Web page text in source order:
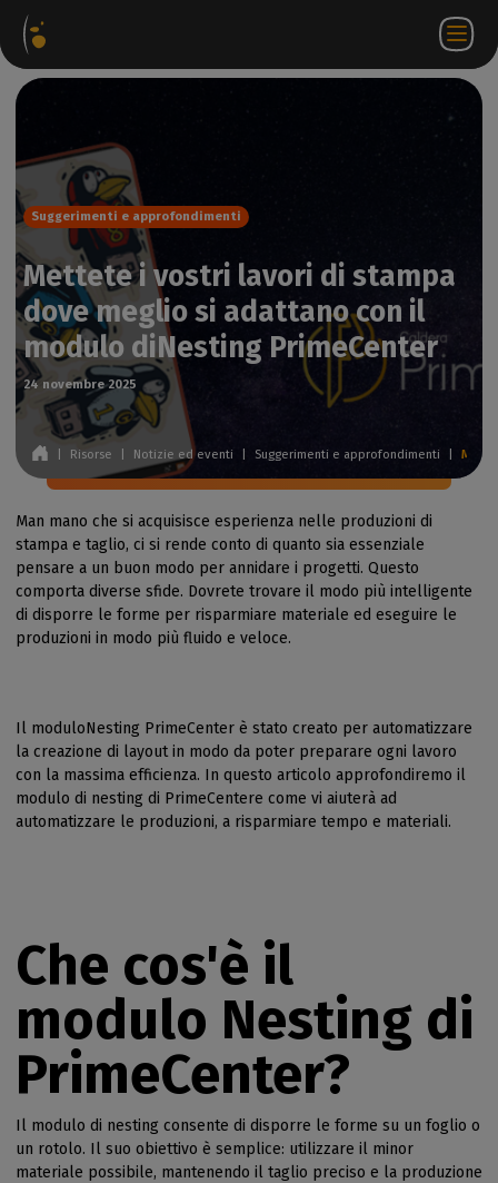
IT
Suggerimenti e approfondimenti
Mettete i vostri lavori di stampa
dove meglio si adattano con il
modulo diNesting PrimeCenter
24 novembre 2025
Risorse Notizie ed eventi Suggerimenti e approfondimenti
Man mano che si acquisisce esperienza nelle produzioni di
stampa e taglio, ci si rende conto di quanto sia essenziale
pensare a un buon modo per annidare i progetti. Questo
comporta diverse sfide. Dovrete trovare il modo più intelligente
di disporre le forme per risparmiare materiale ed eseguire le
produzioni in modo più fluido e veloce.
Il moduloNesting PrimeCenter è stato creato per automatizzare
la creazione di layout in modo da poter preparare ogni lavoro
con la massima efficienza. In questo articolo approfondiremo il
modulo di nesting di PrimeCentere come vi aiuterà ad
automatizzare le produzioni, a risparmiare tempo e materiali.
Che cos'è il
modulo Nesting di
PrimeCenter?
Il modulo di nesting consente di disporre le forme su un foglio o
un rotolo. Il suo obiettivo è semplice: utilizzare il minor
materiale possibile, mantenendo il taglio preciso e la produzione